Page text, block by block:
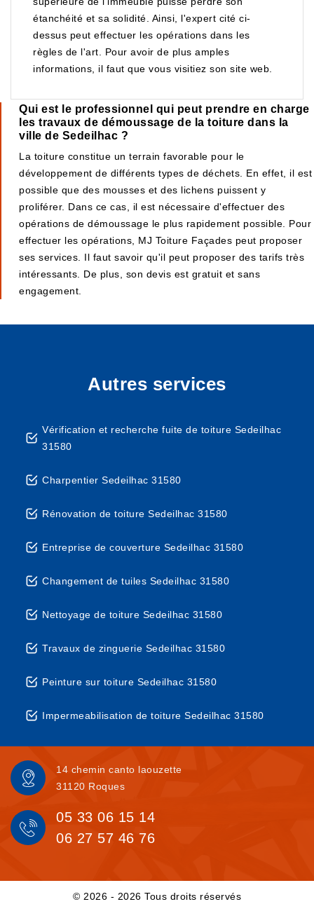
étanchéité et sa solidité. Ainsi, l'expert cité ci-
dessus peut effectuer les opérations dans les
règles de l'art. Pour avoir de plus amples
informations, il faut que vous visitiez son site web.
Qui est le professionnel qui peut prendre en charge
les travaux de démoussage de la toiture dans la
ville de Sedeilhac ?
La toiture constitue un terrain favorable pour le
développement de différents types de déchets. En effet, il est
possible que des mousses et des lichens puissent y
proliférer. Dans ce cas, il est nécessaire d'effectuer des
opérations de démoussage le plus rapidement possible. Pour
effectuer les opérations, MJ Toiture Façades peut proposer
ses services. Il faut savoir qu'il peut proposer des tarifs très
intéressants. De plus, son devis est gratuit et sans
engagement.
Autres services
Vérification et recherche fuite de toiture Sedeilhac
31580
Charpentier Sedeilhac 31580
Rénovation de toiture Sedeilhac 31580
Entreprise de couverture Sedeilhac 31580
Changement de tuiles Sedeilhac 31580
Nettoyage de toiture Sedeilhac 31580
Travaux de zinguerie Sedeilhac 31580
Peinture sur toiture Sedeilhac 31580
Impermeabilisation de toiture Sedeilhac 31580
14 chemin canto laouzette
31120 Roques
05 33 06 15 14
06 27 57 46 76
© 2026 - 2026 Tous droits réservés